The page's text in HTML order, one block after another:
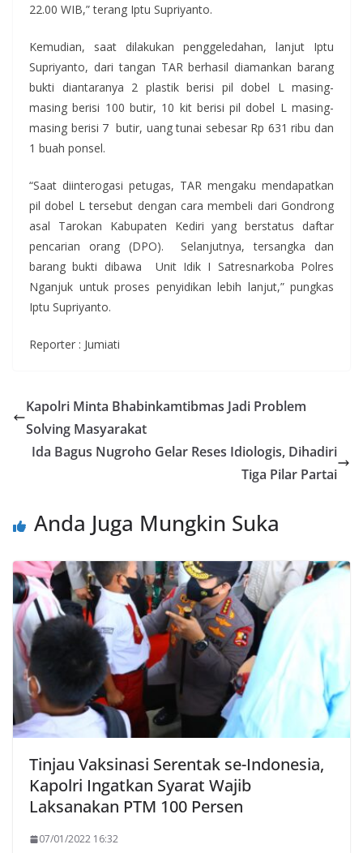
22.00 WIB,” terang Iptu Supriyanto.
Kemudian, saat dilakukan penggeledahan, lanjut Iptu
Supriyanto, dari tangan TAR berhasil diamankan barang
bukti diantaranya 2 plastik berisi pil dobel L masing-
masing berisi 100 butir, 10 kit berisi pil dobel L masing-
masing berisi 7 butir, uang tunai sebesar Rp 631 ribu dan
1 buah ponsel.
“Saat diinterogasi petugas, TAR mengaku mendapatkan
pil dobel L tersebut dengan cara membeli dari Gondrong
asal Tarokan Kabupaten Kediri yang berstatus daftar
pencarian orang (DPO). Selanjutnya, tersangka dan
barang bukti dibawa Unit Idik I Satresnarkoba Polres
Nganjuk untuk proses penyidikan lebih lanjut,” pungkas
Iptu Supriyanto.
Reporter : Jumiati
Kapolri Minta Bhabinkamtibmas Jadi Problem
Solving Masyarakat
Ida Bagus Nugroho Gelar Reses Idiologis, Dihadiri
Tiga Pilar Partai
Anda Juga Mungkin Suka
Tinjau Vaksinasi Serentak se-Indonesia,
Kapolri Ingatkan Syarat Wajib
Laksanakan PTM 100 Persen
07/01/2022 16:32